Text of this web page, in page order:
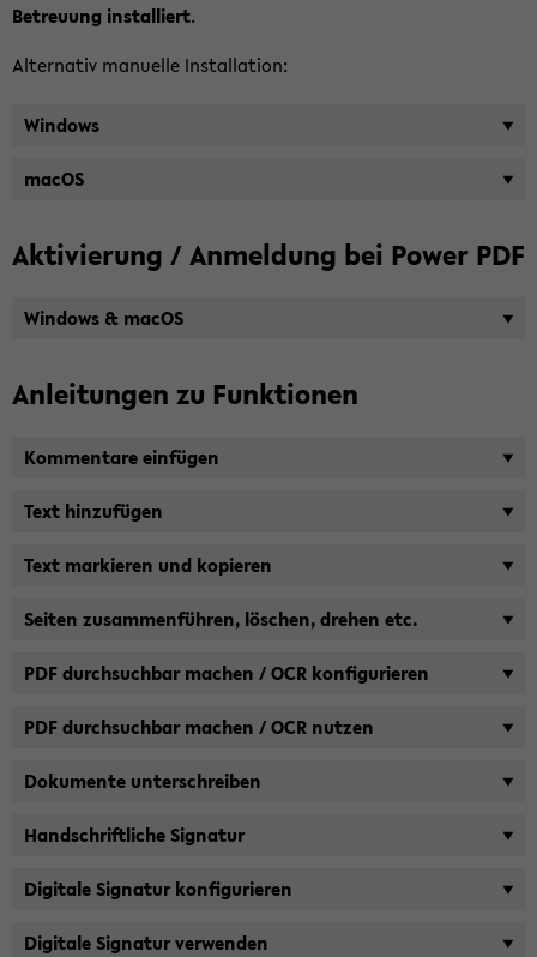
Betreuung in­stal­liert.
Al­ter­na­tiv ma­nu­el­le In­stal­la­ti­on:
Win­dows
macOS
Ak­ti­vie­rung / An­mel­dung bei Power PDF
Win­dows & macOS
An­lei­tun­gen zu Funk­tio­nen
Kom­men­ta­re ein­fü­gen
Text hin­zu­fü­gen
Text mar­kie­ren und ko­pie­ren
Sei­ten zu­sam­men­füh­ren, lö­schen, dre­hen etc.
PDF durch­such­bar ma­chen / OCR kon­fi­gu­rie­ren
PDF durch­such­bar ma­chen / OCR nut­zen
Do­ku­men­te un­ter­schrei­ben
Hand­schrift­li­che Si­gna­tur
Di­gi­ta­le Si­gna­tur kon­fi­gu­rie­ren
Di­gi­ta­le Si­gna­tur ver­wen­den